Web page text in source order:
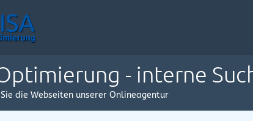
- interne
Sie die Webseiten unserer Onlineagentur